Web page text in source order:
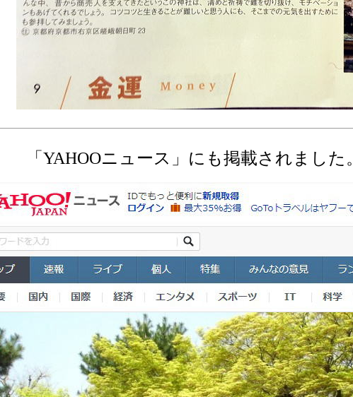
「YAHOOニュース」にも掲載されました